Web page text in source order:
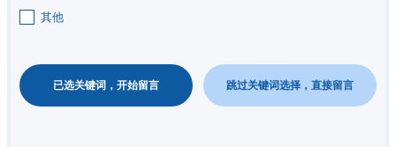
其他
已选关键词，开始留言 跳过关键词选择，直接留言